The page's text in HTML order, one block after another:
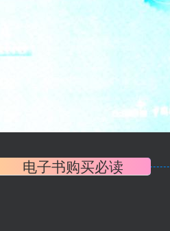
电子书购买必读